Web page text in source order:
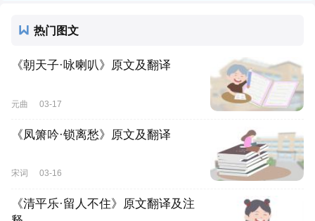
热门图文
《朝天子·咏喇叭》原文及翻译
元曲 03-17
《凤箫吟·锁离愁》原文及翻译
宋词 03-16
《清平乐·留人不住》原文翻译及注